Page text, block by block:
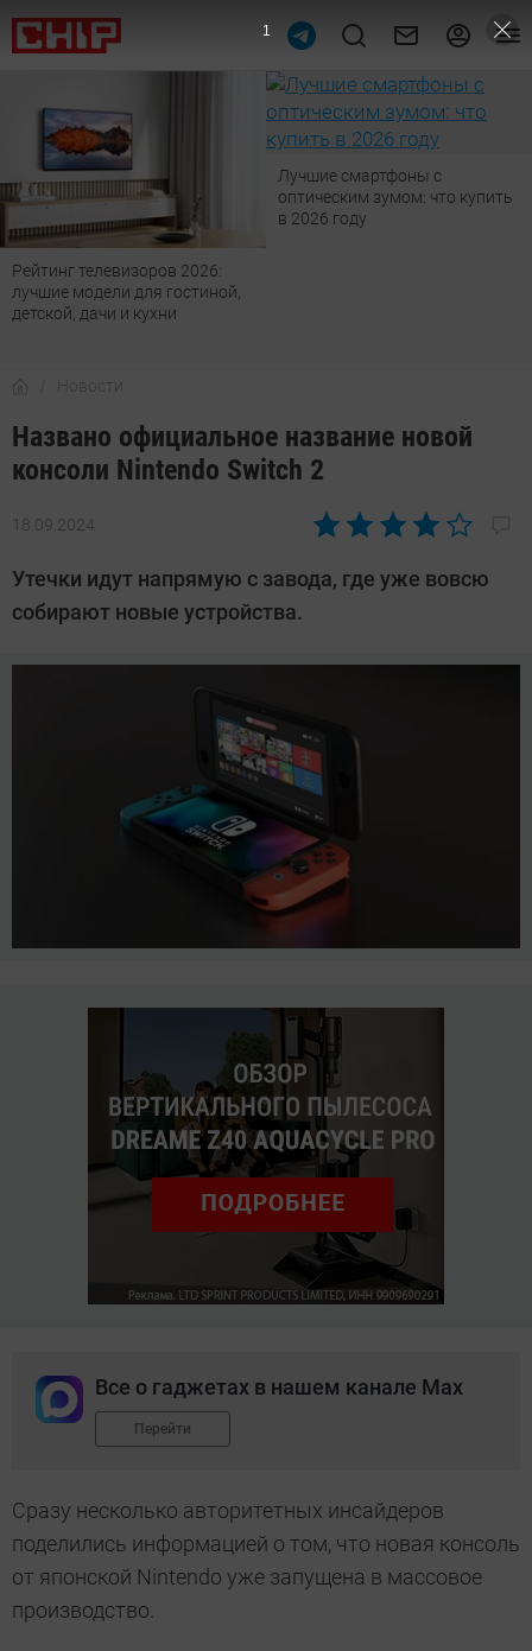
Рейтинг телевизоров 2026:
лучшие модели для гостиной,
детской, дачи и кухни
Лучшие смартфоны с
оптическим зумом: что купить
в 2026 году
Новости
Названо официальное название новой
консоли Nintendo Switch 2
18.09.2024
Автор:
Довлатова
Утечки идут напрямую с завода, где уже вовсю
собирают новые устройства.
Все о гаджетах в нашем канале Max
Перейти
Сразу несколько авторитетных инсайдеров
поделились информацией о том, что новая консоль
от японской Nintendo уже запущена в массовое
производство.